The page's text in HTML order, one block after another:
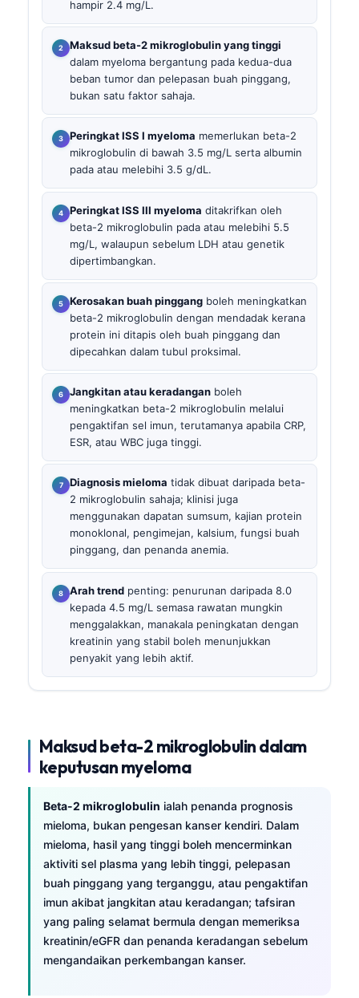
hampir 2.4 mg/L.
Maksud beta-2 mikroglobulin yang tinggi
dalam myeloma bergantung pada kedua-dua
beban tumor dan pelepasan buah pinggang,
bukan satu faktor sahaja.
Peringkat ISS I myeloma memerlukan beta-2
mikroglobulin di bawah 3.5 mg/L serta albumin
pada atau melebihi 3.5 g/dL.
Peringkat ISS III myeloma ditakrifkan oleh
beta-2 mikroglobulin pada atau melebihi 5.5
mg/L, walaupun sebelum LDH atau genetik
dipertimbangkan.
Kerosakan buah pinggang boleh meningkatkan
beta-2 mikroglobulin dengan mendadak kerana
protein ini ditapis oleh buah pinggang dan
dipecahkan dalam tubul proksimal.
Jangkitan atau keradangan boleh
meningkatkan beta-2 mikroglobulin melalui
pengaktifan sel imun, terutamanya apabila CRP,
ESR, atau WBC juga tinggi.
Diagnosis mieloma tidak dibuat daripada beta-
2 mikroglobulin sahaja; klinisi juga
menggunakan dapatan sumsum, kajian protein
monoklonal, pengimejan, kalsium, fungsi buah
pinggang, dan penanda anemia.
Arah trend penting: penurunan daripada 8.0
kepada 4.5 mg/L semasa rawatan mungkin
menggalakkan, manakala peningkatan dengan
kreatinin yang stabil boleh menunjukkan
penyakit yang lebih aktif.
Maksud beta-2 mikroglobulin dalam
keputusan myeloma
Beta-2 mikroglobulin ialah penanda prognosis
mieloma, bukan pengesan kanser kendiri. Dalam
mieloma, hasil yang tinggi boleh mencerminkan
aktiviti sel plasma yang lebih tinggi, pelepasan
buah pinggang yang terganggu, atau pengaktifan
imun akibat jangkitan atau keradangan; tafsiran
yang paling selamat bermula dengan memeriksa
kreatinin/eGFR dan penanda keradangan sebelum
mengandaikan perkembangan kanser.